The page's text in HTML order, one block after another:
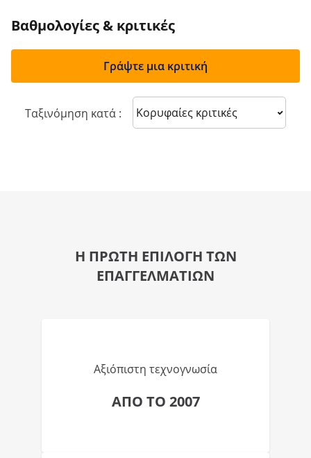
Βαθμολογίες & κριτικές
Γράψτε μια κριτική
Ταξινόμηση κατά : Sort reviews
Η ΠΡΩΤΗ ΕΠΙΛΟΓΗ ΤΩΝ
ΕΠΑΓΓΕΛΜΑΤΙΩΝ
Αξιόπιστη τεχνογνωσία
ΑΠΟ ΤΟ 2007